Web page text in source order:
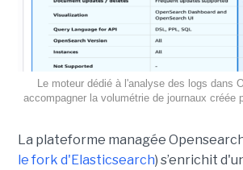
Le moteur dédié à l'analyse des logs dans
accompagner la volumétrie de journaux créée
La plateforme managée
le fork d'Elasticsearch) s’enrichit